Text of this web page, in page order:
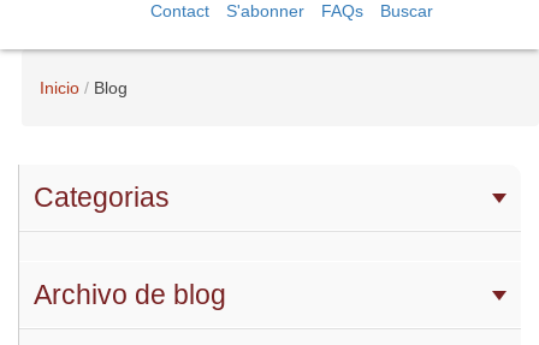
Contact S'abonner FAQs Buscar
Inicio Blog
Categorias
Archivo de blog